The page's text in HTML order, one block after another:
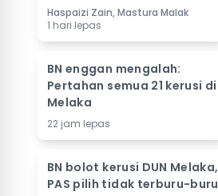
Haspaizi Zain, Mastura Malak
1 hari lepas
BN enggan mengalah:
Pertahan semua 21 kerusi di
Melaka
22 jam lepas
BN bolot kerusi DUN Melaka,
PAS pilih tidak terburu-buru